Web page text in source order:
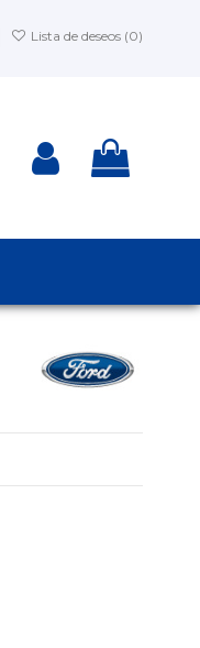
Lista de deseos (0)